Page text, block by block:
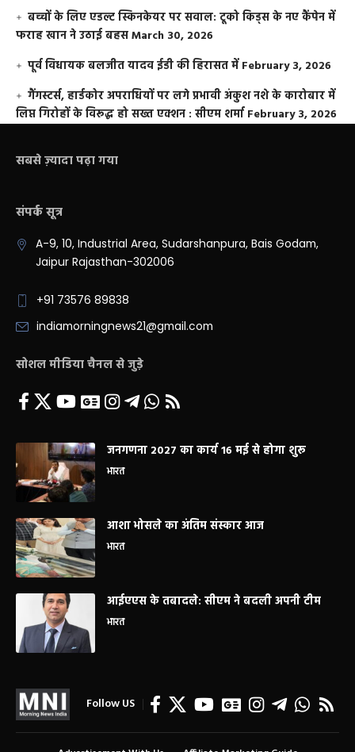
बच्चों के लिए एडल्ट स्किनकेयर पर सवाल: टूको किड्स के नए कैंपेन में
फराह खान ने उठाई बहसMarch 30, 2026
पूर्व विधायक बलजीत यादव ईडी की हिरासत में February 3, 2026
गैंगस्टर्स, हार्डकोर अपराधियों पर लगे प्रभावी अंकुश नशे के कारोबार में
लिप्त गिरोहों के विरूद्ध हो सख्त एक्शन : सीएम शर्मा February 3, 2026
सबसे ज़्यादा पढ़ा गया
संपर्क सूत्र
A-9, 10, Industrial Area, Sudarshanpura, Bais Godam,
Jaipur Rajasthan-302006
+91 73576 89838
indiamorningnews21@gmail.com
सोशल मीडिया चैनल से जुड़े
जनगणना 2027 का कार्य 16 मई से होगा शुरू
भारत
आशा भोसले का अंतिम संस्कार आज
भारत
आईएएस के तबादले: सीएम ने बदली अपनी टीम
भारत
Follow US